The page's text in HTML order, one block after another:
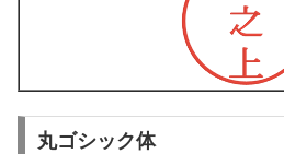
丸ゴシック体